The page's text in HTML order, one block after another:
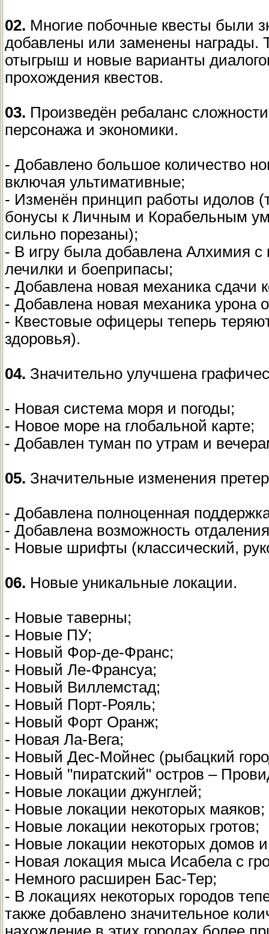
02. Многие побочные квесты были
добавлены или заменены награды.
отыгрыш и новые варианты
прохождения квестов.
03. Произведён ребаланс
персонажа и экономики.
- Добавлено большое количество
включая ультимативные;
- Изменён принцип работы идолов
бонусы к Личным и Корабельным
сильно порезаны);
- В игру была добавлена Алхимия с
лечилки и боеприпасы;
- Добавлена новая механика сдачи
- Добавлена новая механика урона
- Квестовые офицеры теперь
здоровья).
04. Значительно улучшена
- Новая система моря и погоды;
- Новое море на глобальной карте;
- Добавлен туман по утрам и
05. Значительные изменения
- Добавлена полноценная
- Добавлена возможность
- Новые шрифты (классический,
06. Новые уникальные локации.
- Новые таверны;
- Новые ПУ;
- Новый Фор-де-Франс;
- Новый Ле-Франсуа;
- Новый Виллемстад;
- Новый Порт-Рояль;
- Новый Форт Оранж;
- Новая Ла-Вега;
- Новый Дес-Мойнес (рыбацкий
- Новый "пиратский" остров –
- Новые локации джунглей;
- Новые локации некоторых маяков;
- Новые локации некоторых гротов;
- Новые локации некоторых домов
- Новая локация мыса Исабела с
- Немного расширен Бас-Тер;
- В локациях некоторых городов
также добавлено значительное